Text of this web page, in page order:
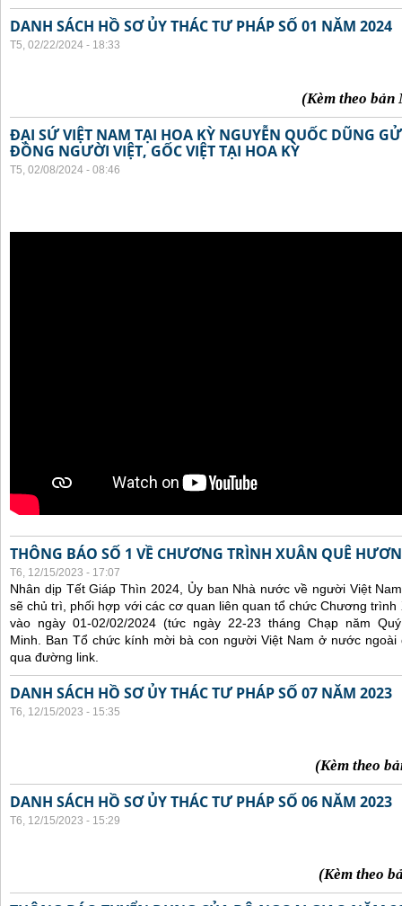
DANH SÁCH HỒ SƠ ỦY THÁC TƯ PHÁP SỐ 01 NĂM 2024
T5, 02/22/2024 - 18:33
(Kèm theo bản
ĐẠI SỨ VIỆT NAM TẠI HOA KỲ NGUYỄN QUỐC DŨNG
ĐỒNG NGƯỜI VIỆT, GỐC VIỆT TẠI HOA KỲ
T5, 02/08/2024 - 08:46
THÔNG BÁO SỐ 1 VỀ CHƯƠNG TRÌNH XUÂN QUÊ
T6, 12/15/2023 - 17:07
Nhân dịp Tết Giáp Thìn 2024, Ủy ban Nhà nước về người Việt
sẽ chủ trì, phối hợp với các cơ quan liên quan tổ chức Chương
vào ngày 01-02/02/2024 (tức ngày 22-23 tháng Chạp năm
Minh. Ban Tổ chức kính mời bà con người Việt Nam ở nước
qua đường link.
DANH SÁCH HỒ SƠ ỦY THÁC TƯ PHÁP SỐ 07 NĂM 2023
T6, 12/15/2023 - 15:35
(Kèm theo
DANH SÁCH HỒ SƠ ỦY THÁC TƯ PHÁP SỐ 06 NĂM 2023
T6, 12/15/2023 - 15:29
(Kèm theo